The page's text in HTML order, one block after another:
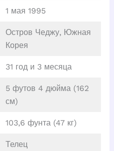
1 мая 1995
Остров Чеджу, Южная
Корея
31 год и 3 месяца
5 футов 4 дюйма (162
см)
103,6 фунта (47 кг)
Телец